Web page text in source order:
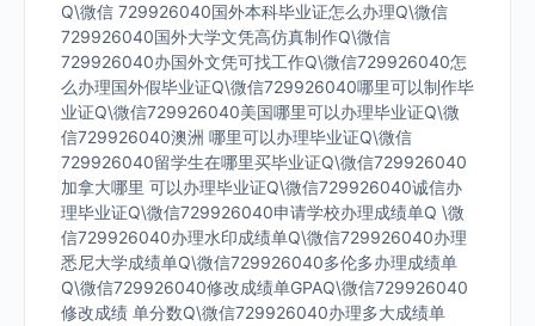
Q\微信 729926040国外本科毕业证怎么办理Q\微信
729926040国外大学文凭高仿真制作Q\微信
729926040办国外文凭可找工作Q\微信729926040怎
么办理国外假毕业证Q\微信729926040哪里可以制作毕
业证Q\微信729926040美国哪里可以办理毕业证Q\微
信729926040澳洲 哪里可以办理毕业证Q\微信
729926040留学生在哪里买毕业证Q\微信729926040
加拿大哪里 可以办理毕业证Q\微信729926040诚信办
理毕业证Q\微信729926040申请学校办理成绩单Q \微
信729926040办理水印成绩单Q\微信729926040办理
悉尼大学成绩单Q\微信729926040多伦多办理成绩单
Q\微信729926040修改成绩单GPAQ\微信729926040
修改成绩 单分数Q\微信729926040办理多大成绩单